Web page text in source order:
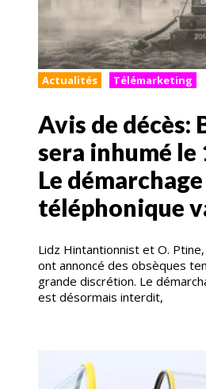
Actualités Télémarketing
Avis de décès:
sera inhumé le
Le démarchage
téléphonique
Lidz Hintantionnist et O.
ont annoncé des obsèques
grande discrétion. Le
est désormais interdit,